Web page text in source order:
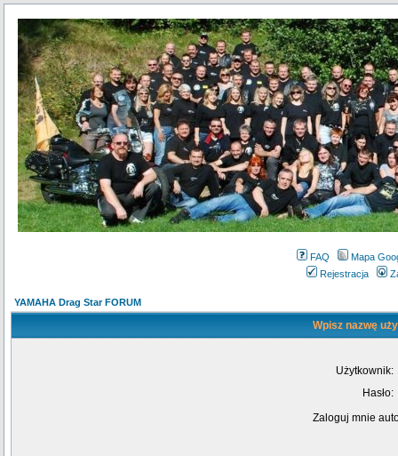
FAQ
Mapa
Rejestracja
YAMAHA Drag Star FORUM
Wpisz nazwę
Użytkownik:
Hasło:
Zaloguj mnie